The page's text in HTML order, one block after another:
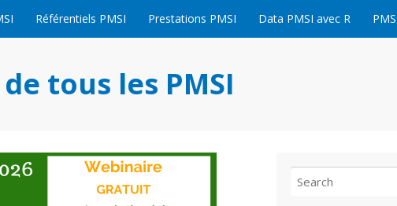
Référentiels PMSI Prestations PMSI Data PMSI avec R
tous les PMSI
for: